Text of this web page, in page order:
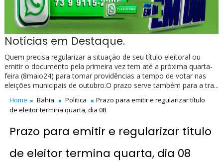
Notícias em Destaque.
Quem precisa regularizar a situação de seu título eleitoral ou
emitir o documento pela primeira vez tem até a próxima quarta-
feira (8maio24) para tomar providências a tempo de votar nas
eleições municipais de outubro.O prazo serve também para a tra...
Home Bahia Politica
Prazo para emitir e regularizar título
de eleitor termina quarta, dia 08
Prazo para emitir e regularizar título
de eleitor termina quarta, dia 08